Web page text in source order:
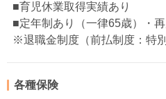
■育児休業取得実績あり
■定年制あり（一律65歳）・
※退職金制度（前払制度：特
各種保険